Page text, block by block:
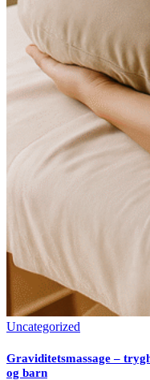
Uncategorized
Graviditetsmassage –
og barn